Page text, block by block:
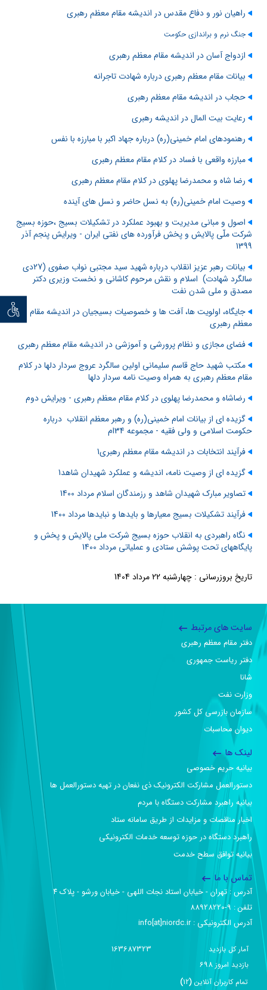
توان
راهیان نور و دفاع مقدس در اندیشه مقام معظم رهبری
جنگ نرم و براندازی حکومت
ازدواج آسان در اندیشه مقام معظم رهبری
بیانات مقام معظم رهبری درباره شهادت تاجرانه
حجاب در اندیشه مقام معظم رهبری
رعایت بیت المال در اندیشه رهبری
رهنمودهای امام خمینی(ره) درباره جهاد اکبر با مبارزه با نفس
مبارزه واقعی با فساد در کلام مقام معظم رهبری
رضا شاه و محمدرضا پهلوی در کلام مقام معظم رهبری
وصیت امام خمینی(ره) به نسل حاضر و نسل های آینده
اصول و مبانی مدیریت و بهبود عملکرد در تشکیلات بسیج ،حوزه بسیج
شرکت ملّی پالایش و پخش فرآورده های نفتی ایران - ویرایش پنجم آذر
1399
بیانات رهبر عزیز انقلاب درباره شهید سید مجتبی نواب صفوی (27دی
سالگرد شهادت) اسلام و نقش مرحوم کاشانی و نخست وزیری دکتر
مصدق و ملی شدن نفت
جایگاه، اولویت ها، آفت ها و خصوصیات بسیجیان در اندیشه مقام
معظم رهبری
فضای مجازی و نظام پرورشی و آموزشی در اندیشه مقام معظم رهبری
مکتب شهید حاج قاسم سلیمانی اولین سالگرد عروج سردار دلها در کلام
مقام معظم رهبری به همراه وصیت نامه سردار دلها
رضاشاه و محمدرضا پهلوی در کلام مقام معظم رهبری - ویرایش دوم
گزیده ای از بیانات امام خمینی(ره) و رهبر معظم انقلاب درباره
حکومت اسلامی و ولی فقیه - مجموعه 34ام
فرآیند انتخابات در اندیشه مقام معظم رهبری1
گزیده ای از وصیت نامه، اندیشه و عملکرد شهیدان شاهد1
تصاویر مبارک شهیدان شاهد و رزمندگان اسلام مرداد 1400
فرآیند تشکیلات بسیج معیارها و بایدها و نبایدها مرداد 1400
نگاه راهبردی به انقلاب حوزه بسیج شرکت ملی پالایش و پخش و
پایگاههای تحت پوشش ستادی و عملیاتی مرداد 1400
تاریخ بروزرسانی : چهارشنبه 22 مرداد 1404
سایت های مرتبط
دفتر مقام معظم رهبری
دفتر ریاست جمهوری
شانا
وزارت نفت
سازمان بازرسی کل کشور
دیوان محاسبات
لینک ها
بیانیه حریم خصوصی
دستورالعمل مشارکت الکترونیک ذی نفعان در تهیه دستورالعمل ها
بیانیه راهبرد مشارکت دستگاه با مردم
اخبار مناقصات و مزایدات از طریق سامانه ستاد
راهبرد دستگاه در حوزه توسعه خدمات الکترونیکی
بیانیه توافق سطح خدمت
تماس با ما
آدرس :‌ تهران - خیابان استاد نجات اللهی - خیابان ورشو - پلاک ۴
تلفن :‌ 9-88928220
آدرس الکترونیکی :‌ info[at]niordc.ir
آمار کل بازدید 163687323
بازديد امروز 698
تمام کاربران آنلاين (
12
)